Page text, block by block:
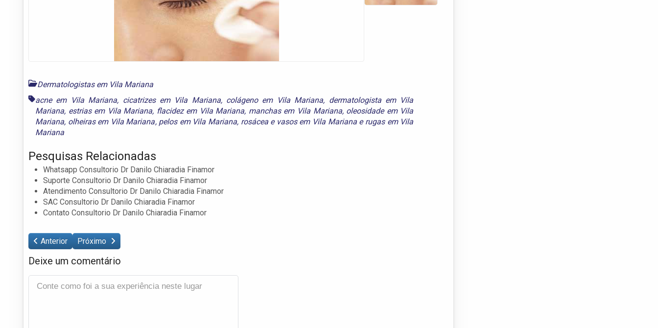
Dermatologistas em Vila Mariana
acne em Vila Mariana, cicatrizes em Vila Mariana, colágeno em Vila Mariana, dermatologista em Vila
Mariana, estrias em Vila Mariana, flacidez em Vila Mariana, manchas em Vila Mariana, oleosidade em Vila
Mariana, olheiras em Vila Mariana, pelos em Vila Mariana, rosácea e vasos em Vila Marianae rugas em Vila
Mariana
Pesquisas Relacionadas
Whatsapp Consultorio Dr Danilo Chiaradia Finamor
Suporte Consultorio Dr Danilo Chiaradia Finamor
Atendimento Consultorio Dr Danilo Chiaradia Finamor
SAC Consultorio Dr Danilo Chiaradia Finamor
Contato Consultorio Dr Danilo Chiaradia Finamor
Anterior Próximo
Deixe um comentário